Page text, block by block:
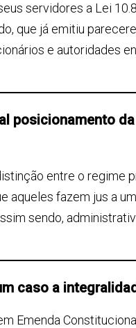
servidores a Lei
que já emitiu
e autoridades
posicionamento da
entre o regime
aqueles fazem jus a
sendo,
caso a
Emenda